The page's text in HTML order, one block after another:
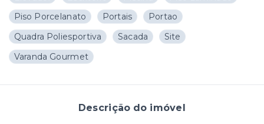
Piso Porcelanato
Portais
Portao
Quadra Poliesportiva
Sacada
Site
Varanda Gourmet
Descrição do imóvel